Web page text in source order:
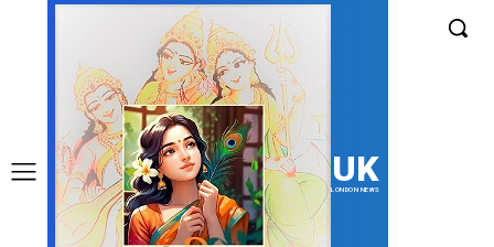
UK
LONDON NEWS